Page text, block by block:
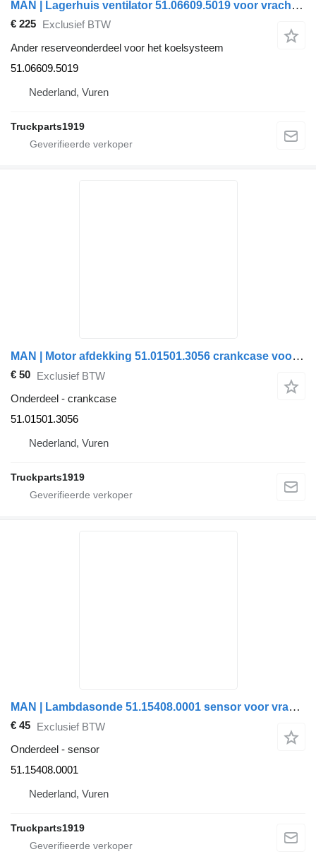
MAN | Lagerhuis ventilator 51.06609.5019 voor vrachtwagen
€ 225 Exclusief BTW
Ander reserveonderdeel voor het koelsysteem
51.06609.5019
Nederland, Vuren
Truckparts1919
MAN | Motor afdekking 51.01501.3056 crankcase voor vrachtwagen
€ 50 Exclusief BTW
Onderdeel - crankcase
51.01501.3056
Nederland, Vuren
Truckparts1919
MAN | Lambdasonde 51.15408.0001 sensor voor vrachtwagen
€ 45 Exclusief BTW
Onderdeel - sensor
51.15408.0001
Nederland, Vuren
Truckparts1919